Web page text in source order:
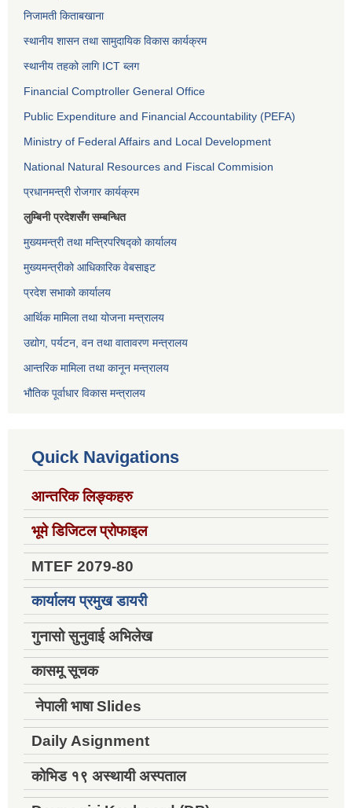
निजामती किताबखाना
स्थानीय शासन तथा सामुदायिक विकास कार्यक्रम
स्थानीय तहको लागि ICT ब्लग
Financial Comptroller General Office
Public Expenditure and Financial Accountability (PEFA)
Ministry of Federal Affairs and Local Development
National Natural Resources and Fiscal Commision
प्रधानमन्त्री रोजगार कार्यक्रम
लुम्बिनी प्रदेशसँग सम्बन्धित
मुख्यमन्त्री तथा मन्त्रिपरिषद्को कार्यालय
मुख्यमन्त्रीको आधिकारिक वेबसाइट
प्रदेश सभाको कार्यालय
आर्थिक मामिला तथा योजना मन्त्रालय
उद्योग, पर्यटन, वन तथा वातावरण मन्त्रालय
आन्तरिक मामिला तथा कानून मन्त्रालय
भौतिक पूर्वाधार विकास मन्त्रालय
Quick Navigations
आन्तरिक लिङ्कहरु
भूमे डिजिटल प्रोफाइल
MTEF 2079-80
कार्यालय प्रमुख डायरी
गुनासो सुनुवाई अभिलेख
कासमू सूचक
नेपाली भाषा Slides
Daily Asignment
कोभिड १९ अस्थायी अस्पताल